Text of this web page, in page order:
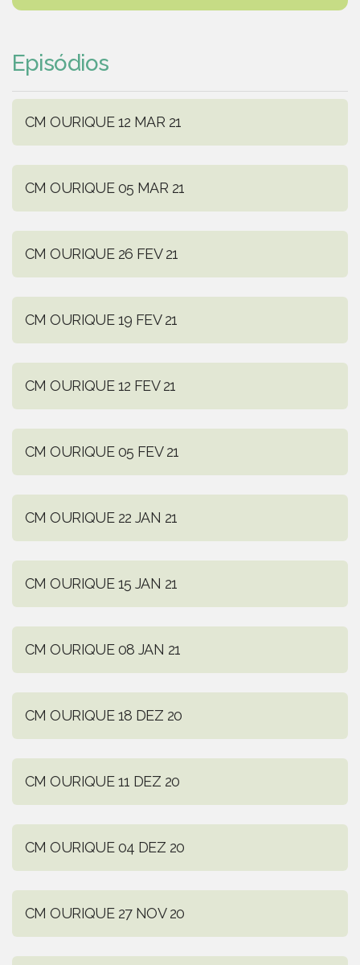
Episódios
CM OURIQUE 12 MAR 21
CM OURIQUE 05 MAR 21
CM OURIQUE 26 FEV 21
CM OURIQUE 19 FEV 21
CM OURIQUE 12 FEV 21
CM OURIQUE 05 FEV 21
CM OURIQUE 22 JAN 21
CM OURIQUE 15 JAN 21
CM OURIQUE 08 JAN 21
CM OURIQUE 18 DEZ 20
CM OURIQUE 11 DEZ 20
CM OURIQUE 04 DEZ 20
CM OURIQUE 27 NOV 20